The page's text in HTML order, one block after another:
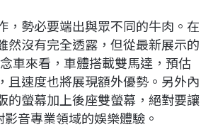
，勢必要端出與眾不同的牛肉。在
然沒有完全透露，但從最新展示的
車來看，車體搭載雙馬達，預估
且速度也將展現額外優勢。另外內
的螢幕加上後座雙螢幕，絕對要讓
音專業領域的娛樂體驗。